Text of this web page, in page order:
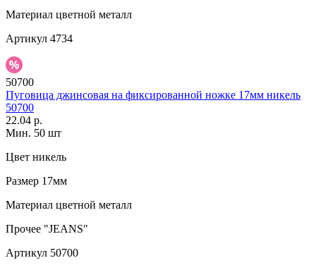
Материал цветной металл
Артикул 4734
50700
Пуговица джинсовая на фиксированной ножке 17мм никель
50700
22.04 р.
Мин. 50 шт
Цвет никель
Размер 17мм
Материал цветной металл
Прочее "JEANS"
Артикул 50700